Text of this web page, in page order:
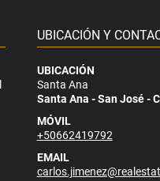
UBICACIÓN Y
UBICACIÓN
Santa Ana
Santa Ana - San José -
MÓVIL
+50662419792
EMAIL